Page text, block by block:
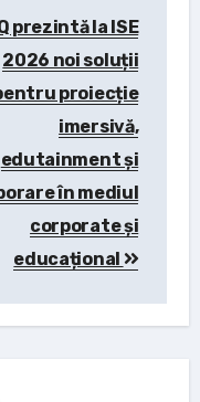
prezintă la ISE
2026 noi soluții
proiecție
imersivă,
edutainment și
în mediul
corporate și
educațional